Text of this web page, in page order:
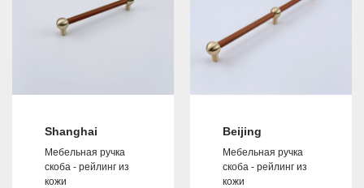
Shanghai
Мебельная ручка
скоба - рейлинг из
кожи
Beijing
Мебельная ручка
скоба - рейлинг из
кожи